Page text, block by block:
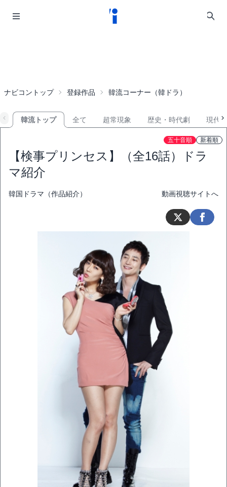
ナビコントップ 登録作品 韓流コーナー（韓ドラ）
韓流トップ 全て 超常現象 歴史・時代劇 現代
五十音順 新着順
【検事プリンセス】（全16話）ドラ
マ紹介
韓国ドラマ（作品紹介） 動画視聴サイトへ